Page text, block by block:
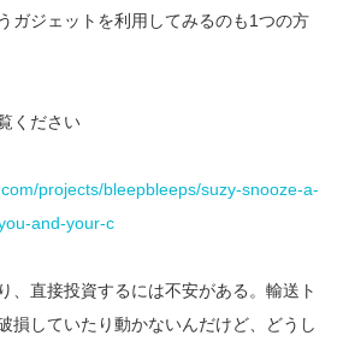
ガジェットを利用してみるのも1つの方
ください
projects/bleepbleeps/suzy-snooze-a-
and-your-c
、直接投資するには不安がある。輸送ト
損していたり動かないんだけど、どうし